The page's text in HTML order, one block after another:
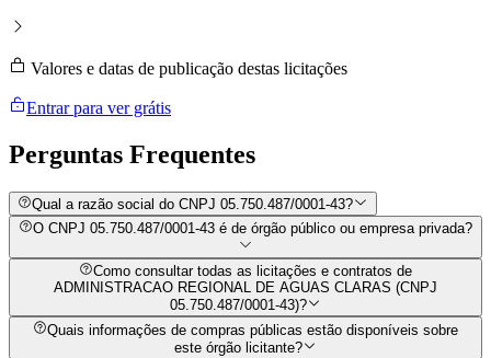
Valores e datas de publicação destas licitações
Entrar para ver grátis
Perguntas Frequentes
Qual a razão social do CNPJ 05.750.487/0001-43?
O CNPJ 05.750.487/0001-43 é de órgão público ou empresa privada?
Como consultar todas as licitações e contratos de
ADMINISTRACAO REGIONAL DE AGUAS CLARAS (CNPJ
05.750.487/0001-43)?
Quais informações de compras públicas estão disponíveis sobre
este órgão licitante?